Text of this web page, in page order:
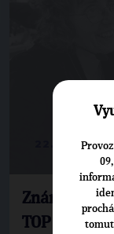
22. 10. 2013
Známé
TOP 09